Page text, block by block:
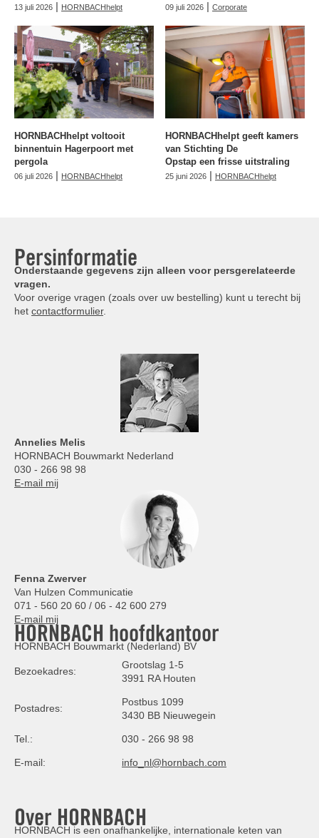
13 juli 2026 | HORNBACHhelpt 09 juli 2026 | Corporate
HORNBACHhelpt voltooit
binnentuin Hagerpoort met
pergola
06 juli 2026 | HORNBACHhelpt
HORNBACHhelpt geeft kamers
van Stichting De
Opstap een frisse uitstraling
25 juni 2026 | HORNBACHhelpt
Persinformatie
Onderstaande gegevens zijn alleen voor persgerelateerde
vragen.
Voor overige vragen (zoals over uw bestelling) kunt u terecht bij
het contactformulier.
Annelies Melis
HORNBACH Bouwmarkt Nederland
030 - 266 98 98
E-mail mij
Fenna Zwerver
Van Hulzen Communicatie
071 - 560 20 60 / 06 - 42 600 279
E-mail mij
HORNBACH hoofdkantoor
HORNBACH Bouwmarkt (Nederland) BV
Bezoekadres:
Grootslag 1-5
3991 RA Houten
Postadres:
Postbus 1099
3430 BB Nieuwegein
Tel.: 030 - 266 98 98
E-mail: info_nl@hornbach.com
Over HORNBACH
HORNBACH is een onafhankelijke, internationale keten van